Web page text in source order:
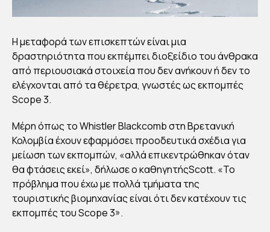
Η μεταφορά των επισκεπτών είναι μια
δραστηριότητα που εκπέμπει διοξείδιο του άνθρακα
από περιουσιακά στοιχεία που δεν ανήκουν ή δεν το
ελέγχονται από τα θέρετρα, γνωστές ως εκπομπές
Scope 3.
Μέρη όπως το Whistler Blackcomb στη Βρετανική
Κολομβία έχουν εφαρμόσει προοδευτικά σχέδια για
μείωση των εκπομπών, «αλλά επικεντρώθηκαν όταν
θα φτάσεις εκεί», δήλωσε ο καθηγητήςScott. «Το
πρόβλημα που έχω με πολλά τμήματα της
τουριστικής βιομηχανίας είναι ότι δεν κατέχουν τις
εκπομπές του Scope 3».